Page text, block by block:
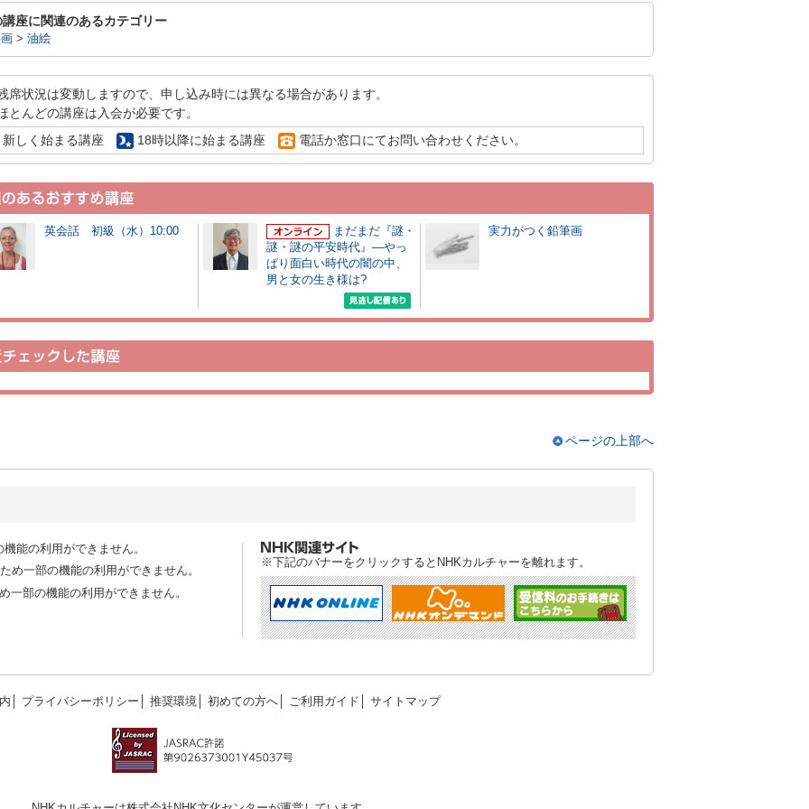
講座に関連のあるカテゴリー
> 油絵
席状況は変動しますので、申し込み時には異なる場合があります。
とんどの講座は入会が必要です。
新しく始まる講座
18時以降に始まる講座 電話か窓口にてお問い合わせください。
英会話 初級（水）10:00
まだまだ『謎・
謎・謎の平安時代』―やっ
ぱり面白い時代の闇の中、
男と女の生き様は?
実力がつく鉛筆画
ページの上部へ
能の利用ができません。
め一部の機能の利用ができません。
一部の機能の利用ができません。
※下記のバナーをクリックするとNHKカルチャーを離れます。
プライバシーポリシー 推奨環境 初めての方へ ご利用ガイド サイトマップ